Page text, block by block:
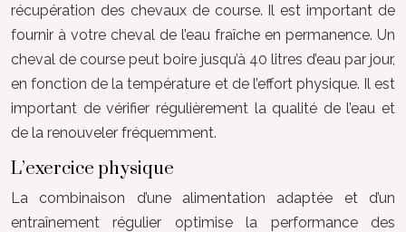
récupération des chevaux de course. Il est important de
fournir à votre cheval de l’eau fraîche en permanence. Un
cheval de course peut boire jusqu’à 40 litres d’eau par jour,
en fonction de la température et de l’effort physique. Il est
important de vérifier régulièrement la qualité de l’eau et
de la renouveler fréquemment.
L’exercice physique
La combinaison d’une alimentation adaptée et d’un
entraînement régulier optimise la performance des